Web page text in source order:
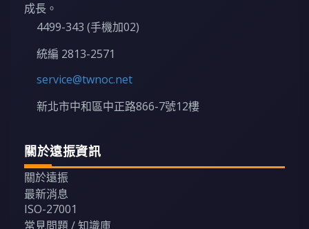
成長。
4499-343 (手機加02)
統編 2813-2571
service@twnoc.net
新北市中和區中正路866-7號12樓
關於遠振資訊
關於遠振
最新消息
ISO-27001
常見問題 / 知識庫